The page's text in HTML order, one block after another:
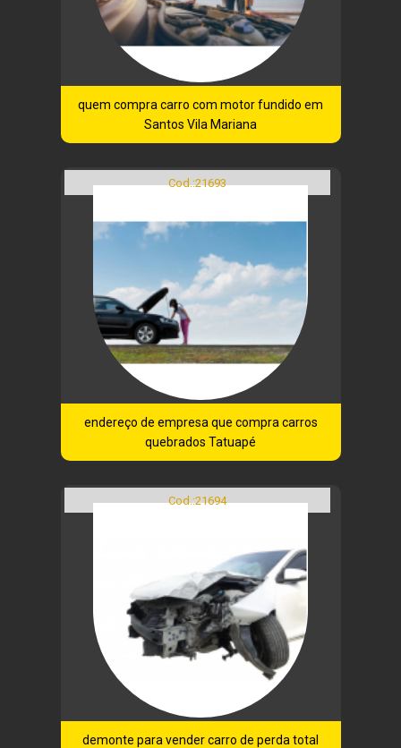
quem compra carro com motor fundido em
Santos Vila Mariana
Cod.:21693
endereço de empresa que compra carros
quebrados Tatuapé
Cod.:21694
demonte para vender carro de perda total